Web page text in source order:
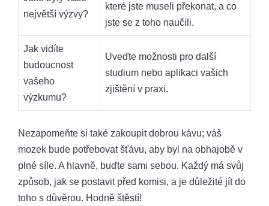
největší výzvy?
které jste museli překonat, a co
jste se z toho naučili.
Jak vidíte
budoucnost
vašeho
výzkumu?
Uveďte možnosti pro další
studium nebo aplikaci vašich
zjištění v praxi.
Nezapomeňte si také zakoupit dobrou kávu; váš
mozek bude potřebovat šťávu, aby byl na obhajobě v
plné síle. A hlavně, buďte sami sebou. Každý má svůj
způsob, jak se postavit před komisi, a je důležité jít do
toho s důvěrou. Hodně štěstí!